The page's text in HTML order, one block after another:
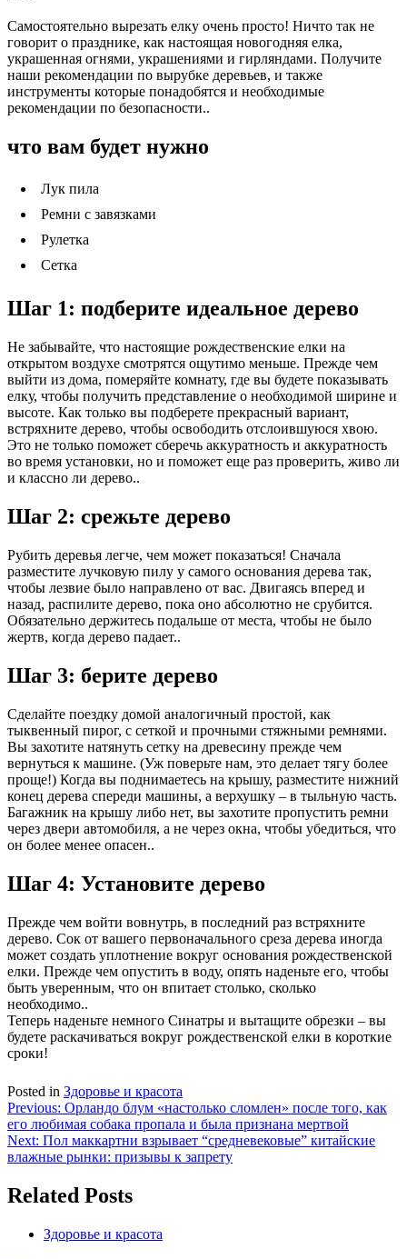
Самостоятельно вырезать елку очень просто! Ничто так не
говорит о празднике, как настоящая новогодняя елка,
украшенная огнями, украшениями и гирляндами. Получите
наши рекомендации по вырубке деревьев, и также
инструменты которые понадобятся и необходимые
рекомендации по безопасности..
что вам будет нужно
Лук пила
Ремни с завязками
Рулетка
Сетка
Шаг 1: подберите идеальное дерево
Не забывайте, что настоящие рождественские елки на
открытом воздухе смотрятся ощутимо меньше. Прежде чем
выйти из дома, померяйте комнату, где вы будете показывать
елку, чтобы получить представление о необходимой ширине и
высоте. Как только вы подберете прекрасный вариант,
встряхните дерево, чтобы освободить отслоившуюся хвою.
Это не только поможет сберечь аккуратность и аккуратность
во время установки, но и поможет еще раз проверить, живо ли
и классно ли дерево..
Шаг 2: срежьте дерево
Рубить деревья легче, чем может показаться! Сначала
разместите лучковую пилу у самого основания дерева так,
чтобы лезвие было направлено от вас. Двигаясь вперед и
назад, распилите дерево, пока оно абсолютно не срубится.
Обязательно держитесь подальше от места, чтобы не было
жертв, когда дерево падает..
Шаг 3: берите дерево
Сделайте поездку домой аналогичный простой, как
тыквенный пирог, с сеткой и прочными стяжными ремнями.
Вы захотите натянуть сетку на древесину прежде чем
вернуться к машине. (Уж поверьте нам, это делает тягу более
проще!) Когда вы поднимаетесь на крышу, разместите нижний
конец дерева спереди машины, а верхушку – в тыльную часть.
Багажник на крышу либо нет, вы захотите пропустить ремни
через двери автомобиля, а не через окна, чтобы убедиться, что
он более менее опасен..
Шаг 4: Установите дерево
Прежде чем войти вовнутрь, в последний раз встряхните
дерево. Сок от вашего первоначального среза дерева иногда
может создать уплотнение вокруг основания рождественской
елки. Прежде чем опустить в воду, опять наденьте его, чтобы
быть уверенным, что он впитает столько, сколько
необходимо..
Теперь наденьте немного Синатры и вытащите обрезки – вы
будете раскачиваться вокруг рождественской елки в короткие
сроки!
Posted in Здоровье и красота
Навигация
по
записям
Previous: Орландо блум «настолько сломлен» после того, как
его любимая собака пропала и была признана мертвой
Next: Пол маккартни взрывает “средневековые” китайские
влажные рынки: призывы к запрету
Related Posts
Здоровье и красота